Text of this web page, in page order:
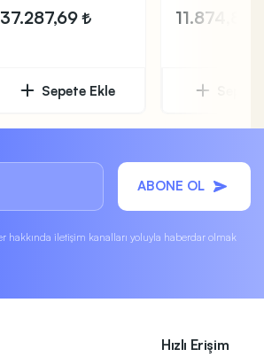
Power Mikser
37.287,69
Sepete Ekle
Beyaz
11.874,81
ABONE OL
hakkında iletişim kanalları yoluyla haberdar olmak
Hızlı Erişim